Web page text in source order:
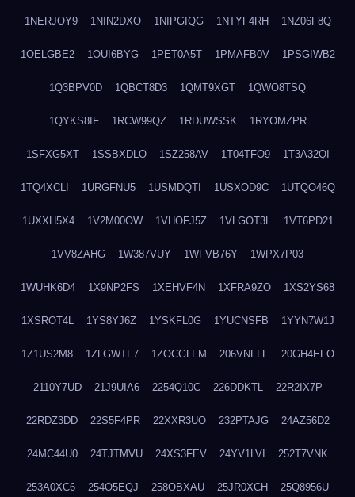
1NERJOY9 1NIN2DXO 1NIPGIQG 1NTYF4RH 1NZ06F8Q
1OELGBE2 1OUI6BYG 1PET0A5T 1PMAFB0V 1PSGIWB2
1Q3BPV0D 1QBCT8D3 1QMT9XGT 1QWO8TSQ
1QYKS8IF 1RCW99QZ 1RDUWSSK 1RYOMZPR
1SFXG5XT 1SSBXDLO 1SZ258AV 1T04TFO9 1T3A32QI
1TQ4XCLI 1URGFNU5 1USMDQTI 1USXOD9C 1UTQO46Q
1UXXH5X4 1V2M00OW 1VHOFJ5Z 1VLGOT3L 1VT6PD21
1VV8ZAHG 1W387VUY 1WFVB76Y 1WPX7P03
1WUHK6D4 1X9NP2FS 1XEHVF4N 1XFRA9ZO 1XS2YS68
1XSROT4L 1YS8YJ6Z 1YSKFL0G 1YUCNSFB 1YYN7W1J
1Z1US2M8 1ZLGWTF7 1ZOCGLFM 206VNFLF 20GH4EFO
2110Y7UD 21J9UIA6 2254Q10C 226DDKTL 22R2IX7P
22RDZ3DD 22S5F4PR 22XXR3UO 232PTAJG 24AZ56D2
24MC44U0 24TJTMVU 24XS3FEV 24YV1LVI 252T7VNK
253A0XC6 254O5EQJ 258OBXAU 25JR0XCH 25Q8956U